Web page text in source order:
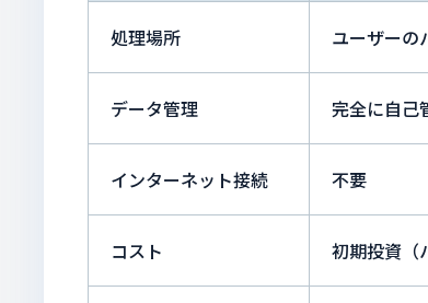
処理場所 ユーザーの
データ管理 完全に自己
インターネット接続 不要
コスト 初期投資（